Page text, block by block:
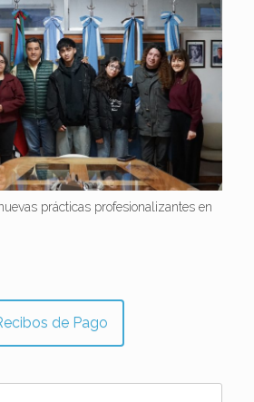
prácticas profesionalizantes en
de Pago